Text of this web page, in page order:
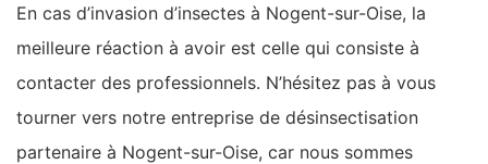
En cas d’invasion d’insectes à Nogent-sur-Oise, la
meilleure réaction à avoir est celle qui consiste à
contacter des professionnels. N’hésitez pas à vous
tourner vers notre entreprise de désinsectisation
partenaire à Nogent-sur-Oise, car nous sommes